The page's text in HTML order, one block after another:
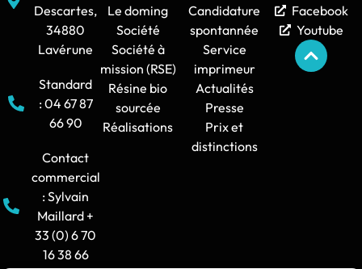
Descartes,
34880
Lavérune
Standard
: 04 67 87
66 90
Contact
commercial
: Sylvain
Maillard +
33 (0) 6 70
16 38 66
Le doming
Société
Société à
mission (RSE)
Résine bio
sourcée
Réalisations
Candidature
spontannée
Service
imprimeur
Actualités
Presse
Prix et
distinctions
Facebook
Youtube